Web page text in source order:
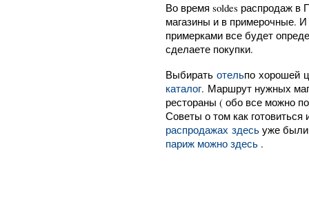
Во время soldes распродаж в
магазины и в примерочные.
примерками все будет
сделаете покупки.
Выбирать отельпо хорошей
каталог. Маршрут нужных
рестораны ( обо все можно
Советы о том как
распродажах здесь уже
париж можно здесь .